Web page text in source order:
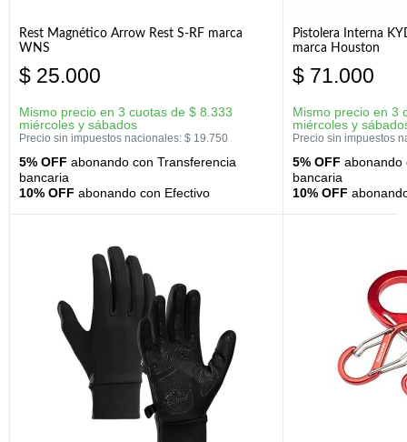
Rest Magnético Arrow Rest S-RF marca
WNS
$ 25.000
Mismo precio en 3 cuotas de $ 8.333
miércoles y sábados
Precio sin impuestos nacionales: $ 19.750
5% OFF abonando con Transferencia
bancaria
10% OFF abonando con Efectivo
Pistolera Interna
marca Houston
$ 71.000
Mismo precio en 3
miércoles y
Precio sin impuestos
5% OFF abonando
bancaria
10% OFF